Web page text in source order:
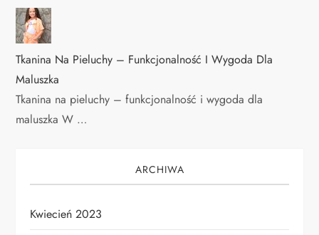
Tkanina Na Pieluchy – Funkcjonalność I Wygoda Dla
Maluszka
Tkanina na pieluchy – funkcjonalność i wygoda dla
maluszka W …
ARCHIWA
Kwiecień 2023